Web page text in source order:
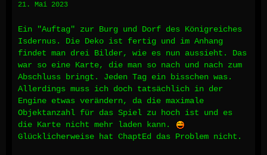
21. Mai 2023
Ein "Auftag" zur Burg und Dorf des Königreiches
Isdernus. Die Deko ist fertig und im Anhang
findet man drei Bilder, wie es nun aussieht. Das
war so eine Karte, die man so nach und nach zum
Abschluss bringt. Jeden Tag ein bisschen was.
Allerdings muss ich doch tatsächlich in der
Engine etwas verändern, da die maximale
Objektanzahl für das Spiel zu hoch ist und es
die Karte nicht mehr laden kann.
Glücklicherweise hat ChaptEd das Problem nicht.